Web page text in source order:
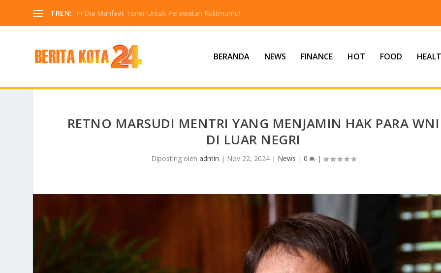
TREN: Ini Dia Manfaat Toner Untuk Perawatan Kulitmumu!
BERANDA NEWS FINANCE HOT FOOD
RETNO MARSUDI MENTRI YANG MENJAMIN HAK PARA WNI
DI LUAR NEGRI
Diposting oleh admin | Nov 22, 2024| News | 0 |